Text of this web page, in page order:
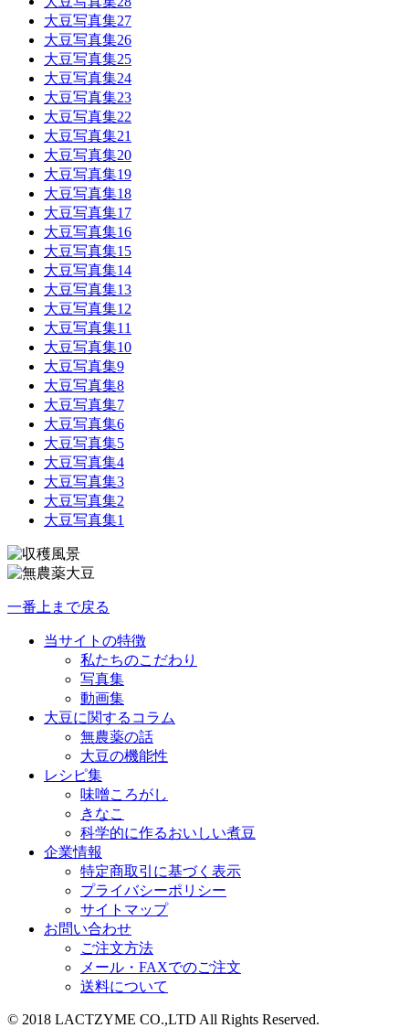
大豆写真集27
大豆写真集26
大豆写真集25
大豆写真集24
大豆写真集23
大豆写真集22
大豆写真集21
大豆写真集20
大豆写真集19
大豆写真集18
大豆写真集17
大豆写真集16
大豆写真集15
大豆写真集14
大豆写真集13
大豆写真集12
大豆写真集11
大豆写真集10
大豆写真集9
大豆写真集8
大豆写真集7
大豆写真集6
大豆写真集5
大豆写真集4
大豆写真集3
大豆写真集2
大豆写真集1
一番上まで戻る
当サイトの特徴
私たちのこだわり
写真集
動画集
大豆に関するコラム
無農薬の話
大豆の機能性
レシピ集
味噌ころがし
きなこ
科学的に作るおいしい煮豆
企業情報
特定商取引に基づく表示
プライバシーポリシー
サイトマップ
お問い合わせ
ご注文方法
メール・FAXでのご注文
送料について
© 2018 LACTZYME CO.,LTD All Rights Reserved.